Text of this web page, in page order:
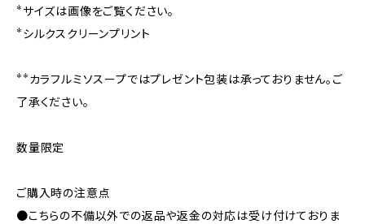
*サイズは画像をご覧ください。
*シルクスクリーンプリント
**カラフルミソスープではプレゼント包装は承っておりません。ご
了承ください。
数量限定
ご購入時の注意点
●こちらの不備以外での返品や返金の対応は受け付けておりま